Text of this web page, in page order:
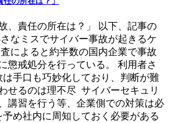
、責任の所在は？」 以下、記事の
なミスでサイバー事故が起きるケ
によると約半数の国内企業で事故
懲戒処分を行っている。 利用者さ
手口も巧妙化しており、判断が難
せるのは理不尽 サイバーセキュリ
講習を行う等、企業側での対策は必
め社内に周知しておく必要がある